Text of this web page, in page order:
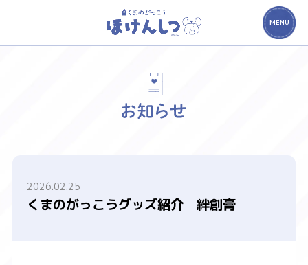
MENU
2026.02.25
くまのがっこうグッズ紹介 絆創膏